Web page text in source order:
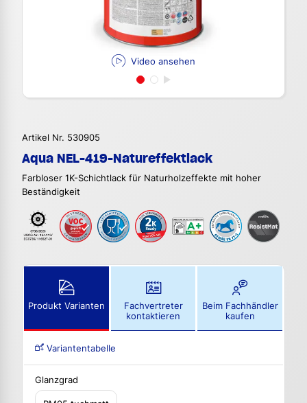
Video ansehen
Artikel Nr. 530905
Aqua NEL-419-Natureffektlack
Farbloser 1K-Schichtlack für Naturholzeffekte mit hoher
Beständigkeit
Produkt Varianten
Fachvertreter
kontaktieren
Beim Fachhändler
kaufen
Variantentabelle
Glanzgrad